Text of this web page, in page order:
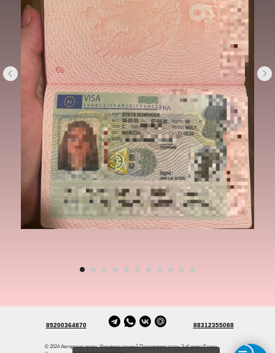
© 2024 Авторское право. Индивидуальный Предприниматель Забавина Елена
89200364870 88312355088